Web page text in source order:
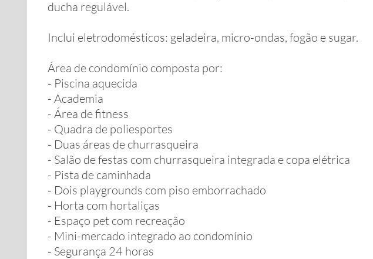
ducha regulável.
Inclui eletrodomésticos: geladeira, micro-ondas, fogão e sugar.
Área de condomínio composta por:
- Piscina aquecida
- Academia
- Área de fitness
- Quadra de poliesportes
- Duas áreas de churrasqueira
- Salão de festas com churrasqueira integrada e copa elétrica
- Pista de caminhada
- Dois playgrounds com piso emborrachado
- Horta com hortaliças
- Espaço pet com recreação
- Mini-mercado integrado ao condomínio
- Segurança 24 horas